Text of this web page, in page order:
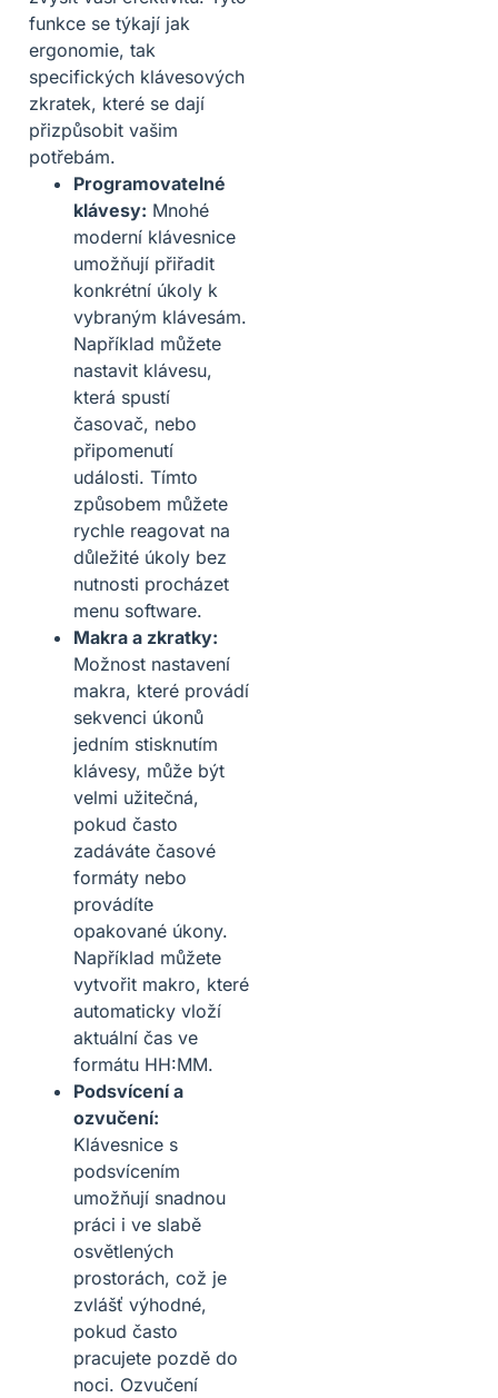
funkce se týkají jak
ergonomie, tak
specifických klávesových
zkratek, které se dají
přizpůsobit vašim
potřebám.
Programovatelné
klávesy: Mnohé
moderní klávesnice
umožňují přiřadit
konkrétní úkoly k
vybraným klávesám.
Například můžete
nastavit klávesu,
která spustí
časovač, nebo
připomenutí
události. Tímto
způsobem můžete
rychle reagovat na
důležité úkoly bez
nutnosti procházet
menu software.
Makra a zkratky:
Možnost nastavení
makra, které provádí
sekvenci úkonů
jedním stisknutím
klávesy, může být
velmi užitečná,
pokud často
zadáváte časové
formáty nebo
provádíte
opakované úkony.
Například můžete
vytvořit makro, které
automaticky vloží
aktuální čas ve
formátu HH:MM.
Podsvícení a
ozvučení:
Klávesnice s
podsvícením
umožňují snadnou
práci i ve slabě
osvětlených
prostorách, což je
zvlášť výhodné,
pokud často
pracujete pozdě do
noci. Ozvučení